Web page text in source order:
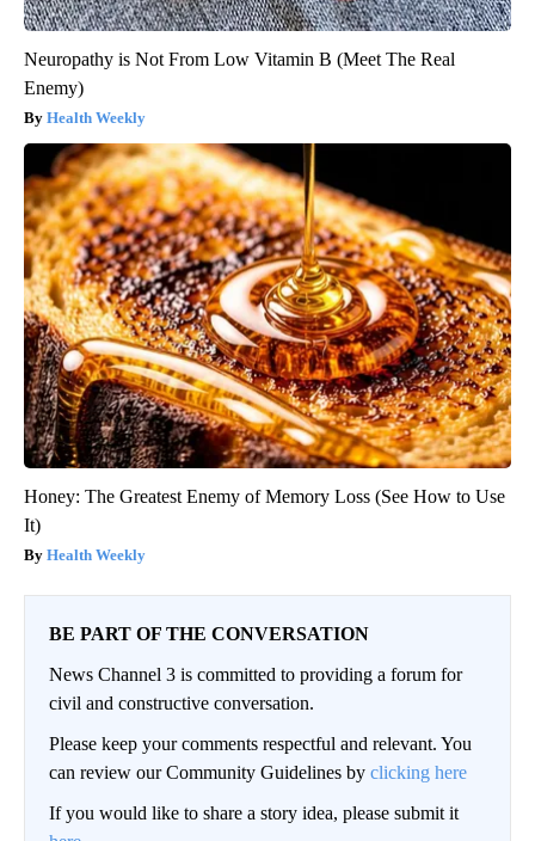
Neuropathy is Not From Low Vitamin B (Meet The Real
Enemy)
Health Weekly
Honey: The Greatest Enemy of Memory Loss (See How to Use
It)
Health Weekly
BE PART OF THE CONVERSATION
News Channel 3 is committed to providing a forum for
civil and constructive conversation.
Please keep your comments respectful and relevant. You
can review our Community Guidelines by clicking here
If you would like to share a story idea, please submit it